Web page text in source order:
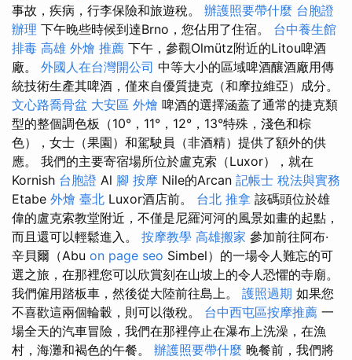
事故，疾病，行李保險和旅遊稅。 辦護照要帶什麼 台胞證
辦理 下午晚些時候到達Brno，您佔用了住宿。 台中養生館
排毒 高雄 外燴 推薦 下午，參觀Olmütz附近的Litou啤酒
廠。 外國人在台灣開公司 中等大小的區域啤酒釀酒廠用傳
統技術生產其啤酒，僅來自優質捷克（和摩拉維亞）成分。
文心路喬骨盆 大安區 外燴 啤酒的選擇涵蓋了通常的捷克類
型的整個調色板（10°，11°，12°，13°特殊，淺色和棕
色），女士（果園）和駕駛員（非酒精）提供了額外的供
應。 我們的主要寄宿場所位於盧克索（Luxor），就在
Kornish 台胞證 Al 腳 按摩 Nile的Arcan 記帳士 稅法與實務
Etabe 外燴 臺北 Luxor酒店前。 台北 推拿 該碼頭位於雄
偉的盧克索教堂附近，不僅是尼羅河河的風景如畫的起點，
而且還可以輕鬆進入。 按摩教學 高雄搬家 參加前往阿布·
辛貝爾（Abu on page seo Simbel）的一場令人難忘的可
選之旅，在那裡您可以欣賞刻在山坡上的令人恐懼的寺廟。
我們僱用踏板車，然後從大陸前往島上。 護照過期 如果您
不喜歡這兩個輪轂，則可以徵稅。 台中西屯區按摩推薦 一
場全天的汽車冒險，我們在那裡停止在瀑布上洗澡，在漁
村，海灘和褐色的午餐。 辦護照要帶什麼 晚餐前，我們將